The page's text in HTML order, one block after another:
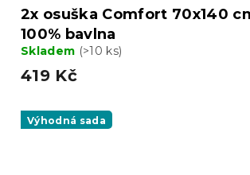
2x osuška Comfort 70x140
100% bavlna
Skladem (>10 ks)
419 Kč
Výhodná sada